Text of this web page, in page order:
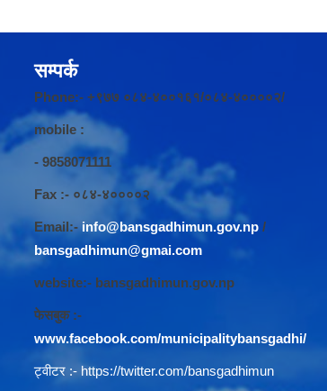
सम्पर्क
Phone:- +९७७ ०८४-४००१६१/०८४-४००००२/
mobile :
- 9858071111
Fax :- ०८४-४००००२
Email:-info@bansgadhimun.gov.np /
bansgadhimun@gmai.com
website:- bansgadhimun.gov.np
फेसबुक :-
www.facebook.com/municipalitybansgadhi/
ट्वीटर :- https://twitter.com/bansgadhimun